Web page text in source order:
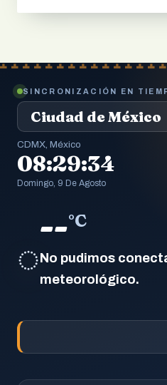
SINCRONIZACIÓN EN
CDMX, México
08:29:35
Domingo, 9 De Agosto
◌
--°C
No pudimos
meteorológico.